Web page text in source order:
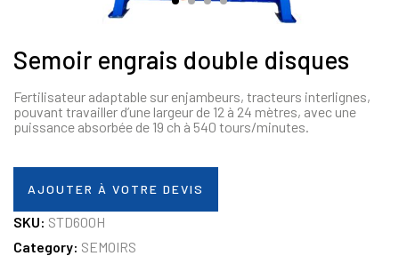
Semoir engrais double disques
Fertilisateur adaptable sur enjambeurs, tracteurs interlignes,
pouvant travailler d’une largeur de 12 à 24 mètres, avec une
puissance absorbée de 19 ch à 540 tours/minutes.
AJOUTER À VOTRE DEVIS
SKU: STD600H
Category: SEMOIRS